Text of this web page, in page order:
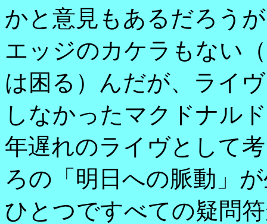
かと意見もあるだろう
エッジのカケラもない
は困る）んだが、ライ
しなかったマクドナル
年遅れのライヴとして
ろの「明日への脈動」
ひとつですべての疑問